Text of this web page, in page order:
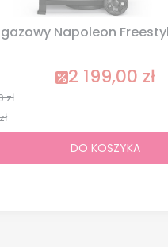
gazowy Napoleon
Cena
2 199,00 zł
zł
DO KOSZYKA